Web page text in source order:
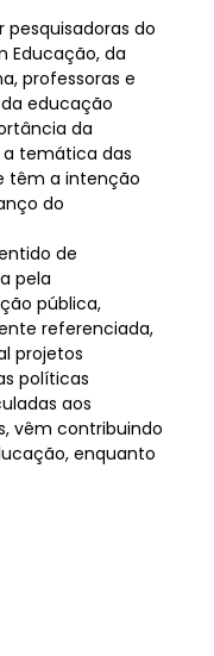
pesquisadoras do
Educação, da
professoras e
educação
da
temática das
têm a intenção
do
de
pela
pública,
referenciada,
projetos
políticas
aos
vêm contribuindo
enquanto